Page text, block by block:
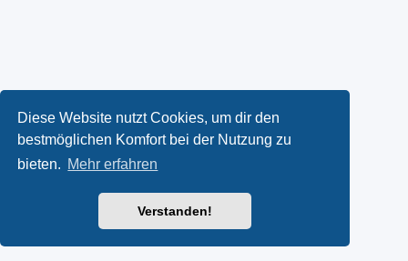
Diese Website nutzt Cookies, um dir den
bestmöglichen Komfort bei der Nutzung zu
bieten. Mehr erfahren
Verstanden!